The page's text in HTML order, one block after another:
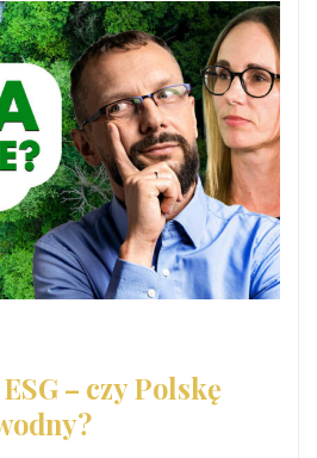
– czy Polskę